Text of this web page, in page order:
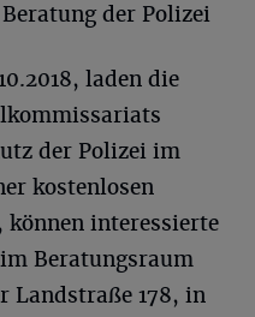
der Polizei
laden die
der Polizei im
kostenlosen
können interessierte
Beratungsraum
Landstraße 178, in